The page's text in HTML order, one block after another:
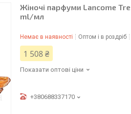
Жіночі парфуми Lancome
ml/мл
Немає в наявності Оптом і в роздріб
1 508 ₴
Показати оптові ціни
+380688337170